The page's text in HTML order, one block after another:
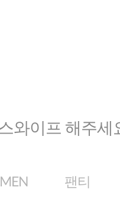
와이프 해주세
팬티